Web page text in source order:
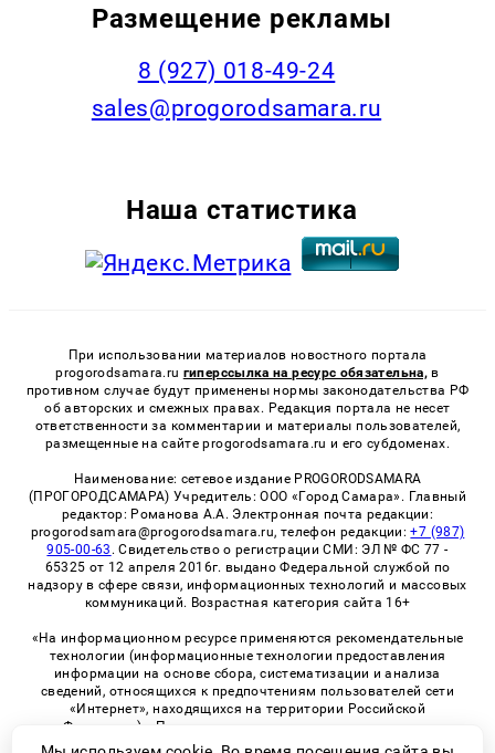
Размещение рекламы
8 (927) 018-49-24
sales@progorodsamara.ru
Наша статистика
При использовании материалов новостного портала
progorodsamara.ru гиперссылка на ресурс обязательна, в
противном случае будут применены нормы законодательства РФ
об авторских и смежных правах. Редакция портала не несет
ответственности за комментарии и материалы пользователей,
размещенные на сайте progorodsamara.ru и его субдоменах.
Наименование: сетевое издание PROGORODSAMARA
(ПРОГОРОДСАМАРА) Учредитель: ООО «Город Самара». Главный
редактор: Романова А.А. Электронная почта редакции:
progorodsamara@progorodsamara.ru, телефон редакции:+7 (987)
905-00-63 . Свидетельство о регистрации СМИ: ЭЛ № ФС 77 -
65325 от 12 апреля 2016г. выдано Федеральной службой по
надзору в сфере связи, информационных технологий и массовых
коммуникаций. Возрастная категория сайта 16+
«На информационном ресурсе применяются рекомендательные
технологии (информационные технологии предоставления
информации на основе сбора, систематизации и анализа
сведений, относящихся к предпочтениям пользователей сети
«Интернет», находящихся на территории Российской
Федерации)». Правила применения рекомендательных
технологий в виджетах рекламно-обменной сети
«СМИ2» (PDF)